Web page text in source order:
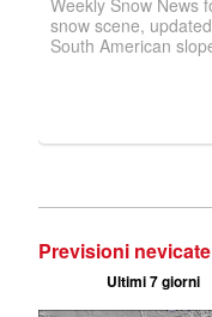
Previsioni nevicate
Ultimi 7 giorni